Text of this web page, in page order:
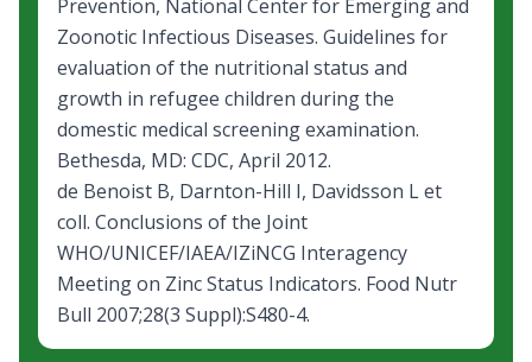
Prevention, National Center for Emerging and
Zoonotic Infectious Diseases. Guidelines for
evaluation of the nutritional status and
growth in refugee children during the
domestic medical screening examination.
Bethesda, MD: CDC, April 2012.
de Benoist B, Darnton-Hill I, Davidsson L et
coll. Conclusions of the Joint
WHO/UNICEF/IAEA/IZiNCG Interagency
Meeting on Zinc Status Indicators. Food Nutr
Bull 2007;28(3 Suppl):S480-4.